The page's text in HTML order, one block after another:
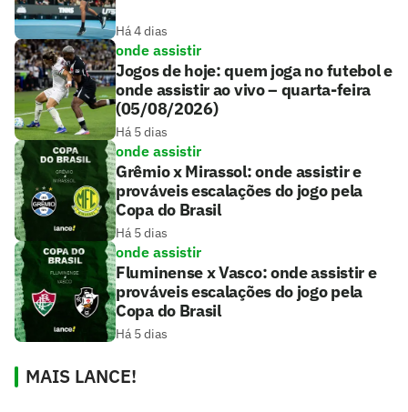
Há 4 dias
onde assistir
Jogos de hoje: quem joga no futebol e
onde assistir ao vivo – quarta-feira
(05/08/2026)
Há 5 dias
onde assistir
Grêmio x Mirassol: onde assistir e
prováveis escalações do jogo pela
Copa do Brasil
Há 5 dias
onde assistir
Fluminense x Vasco: onde assistir e
prováveis escalações do jogo pela
Copa do Brasil
Há 5 dias
MAIS LANCE!